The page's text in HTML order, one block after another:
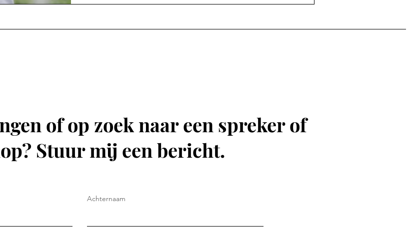
of op zoek naar een spreker of
Stuur mij een bericht.
Achternaam